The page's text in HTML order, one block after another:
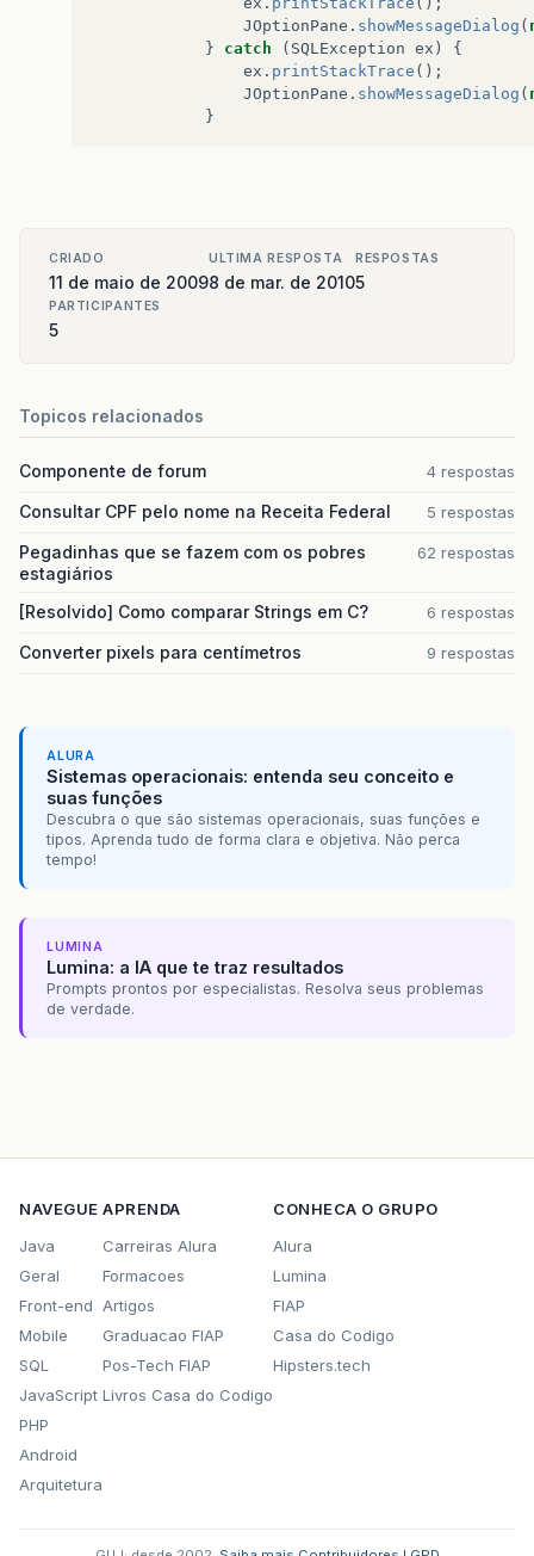
JOptionPane . showMessageDialog (
}
catch ( SQLException ex )
{
ex . printStackTrace ();
JOptionPane . showMessageDialog (
}
CRIADO
11 de maio de 2009
ULTIMA RESPOSTA
8 de mar. de 2010
RESPOSTAS
5
PARTICIPANTES
5
Topicos relacionados
Componente de forum 4 respostas
Consultar CPF pelo nome na Receita Federal 5 respostas
Pegadinhas que se fazem com os pobres
estagiários
62 respostas
[Resolvido] Como comparar Strings em C? 6 respostas
Converter pixels para centímetros 9 respostas
ALURA
Sistemas operacionais: entenda seu conceito e
suas funções
Descubra o que são sistemas operacionais, suas funções e
tipos. Aprenda tudo de forma clara e objetiva. Não perca
tempo!
LUMINA
Lumina: a IA que te traz resultados
Prompts prontos por especialistas. Resolva seus problemas
de verdade.
NAVEGUE
Java
Geral
Front-end
Mobile
SQL
JavaScript
PHP
Android
Arquitetura
APRENDA
Carreiras Alura
Formacoes
Artigos
Graduacao FIAP
Pos-Tech FIAP
Livros Casa do Codigo
CONHECA O GRUPO
Alura
Lumina
FIAP
Casa do Codigo
Hipsters.tech